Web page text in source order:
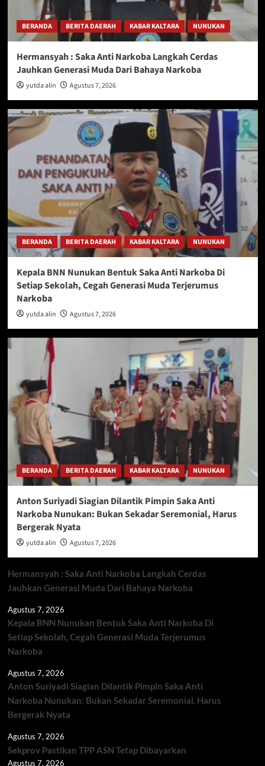
BERANDA BERITA DAERAH KABAR KALTARA NUNUKAN
Hermansyah : Saka Anti Narkoba Langkah Cerdas
Jauhkan Generasi Muda Dari Bahaya Narkoba
yutda alin Agustus 7, 2026
BERANDA BERITA DAERAH KABAR KALTARA NUNUKAN
Kepala BNN Nunukan Bentuk Saka Anti Narkoba Di
Setiap Sekolah, Cegah Generasi Muda Terjerumus
Narkoba
yutda alin Agustus 7, 2026
BERANDA BERITA DAERAH KABAR KALTARA NUNUKAN
Anton Suriyadi Siagian Dilantik Pimpin Saka Anti
Narkoba Nunukan: Bukan Sekadar Seremonial, Harus
Bergerak Nyata
yutda alin Agustus 7, 2026
Hermansyah : Saka Anti Narkoba Langkah Cerdas
Jauhkan Generasi Muda Dari Bahaya Narkoba
Agustus 7, 2026
Kepala BNN Nunukan Bentuk Saka Anti Narkoba Di
Setiap Sekolah, Cegah Generasi Muda Terjerumus
Narkoba
Agustus 7, 2026
Anton Suriyadi Siagian Dilantik Pimpin Saka Anti
Narkoba Nunukan: Bukan Sekadar Seremonial, Harus
Bergerak Nyata
Agustus 7, 2026
Sekprov Pastikan TPP ASN Tetap Dibayarkan
Agustus 7, 2026